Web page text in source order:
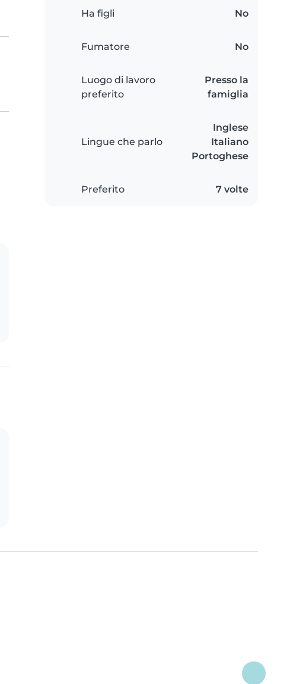
Ha figli No
Fumatore No
Luogo di lavoro
preferito
Presso la
famiglia
Lingue che parlo
Inglese
Italiano
Portoghese
Preferito 7 volte